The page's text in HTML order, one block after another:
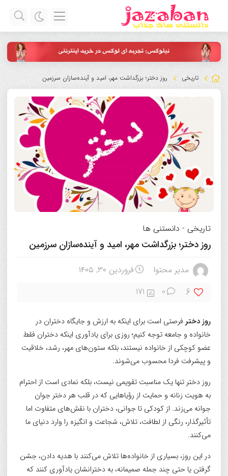
تاریخی روز دختر؛ بزرگداشت مهر، امید و آینده‌سازان سرزمین
تاریخی - دانستنی ها
روز دختر؛ بزرگداشت مهر، امید و آینده‌سازان سرزمین
مدیر محتوا فروردین ۳۰, ۱۴۰۵
6
0
171
روز دختر فرصتی است برای اینکه به ارزش و جایگاه دختران در
خانواده و جامعه توجه کنیم؛ روزی برای یادآوری اینکه دختران فقط
عضو کوچکی از خانواده نیستند، بلکه ستون‌های مهر، رشد، خلاقیت
و پیشرفت فردا محسوب می‌شوند.
روز دختر تنها یک مناسبت تقویمی نیست، بلکه نمادی است از احترام
به هویت زنانه و حمایت از رؤیاهایی که در قلب هر دختر جوان
جوانه می‌زند. از کودکی تا جوانی، دختران با نقش‌های متفاوت اما
تأثیرگذار، رنگی از لطافت، تلاش، شجاعت و انگیزه را وارد دنیای ما
می‌کنند.
در این روز، بسیاری از خانواده‌ها تلاش می‌کنند با هدیه‌ دادن، جشن
گرفتن یا حتی چند جمله صمیمانه، به دخترانشان یادآوری کنند که